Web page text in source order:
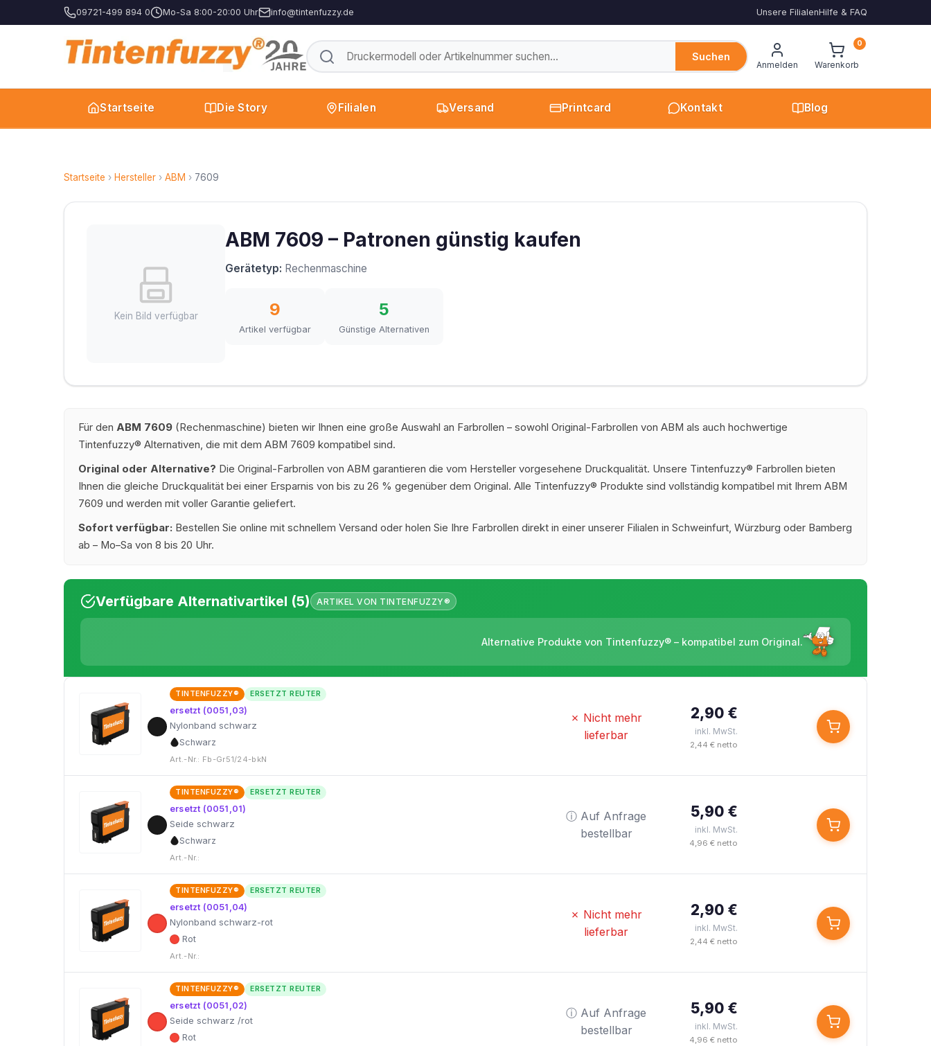
09721-499 894 0 Mo-Sa 8:00-20:00 Uhr info@tintenfuzzy.de Unsere FilialenHilfe & FAQ
Suchen
Anmelden Warenkorb
0
Startseite Die Story Filialen Versand Printcard Kontakt Blog
Startseite › Hersteller › ABM › 7609
Kein Bild verfügbar
ABM 7609 – Patronen günstig kaufen
Gerätetyp: Rechenmaschine
9
Artikel verfügbar
5
Günstige Alternativen
Für den ABM 7609 (Rechenmaschine) bieten wir Ihnen eine große Auswahl an Farbrollen – sowohl Original-Farbrollen von ABM als auch hochwertige
Tintenfuzzy® Alternativen, die mit dem ABM 7609 kompatibel sind.
Original oder Alternative? Die Original-Farbrollen von ABM garantieren die vom Hersteller vorgesehene Druckqualität. Unsere Tintenfuzzy® Farbrollen bieten
Ihnen die gleiche Druckqualität bei einer Ersparnis von bis zu 26 % gegenüber dem Original. Alle Tintenfuzzy® Produkte sind vollständig kompatibel mit Ihrem ABM
7609 und werden mit voller Garantie geliefert.
Sofort verfügbar: Bestellen Sie online mit schnellem Versand oder holen Sie Ihre Farbrollen direkt in einer unserer Filialen in Schweinfurt, Würzburg oder Bamberg
ab – Mo–Sa von 8 bis 20 Uhr.
Verfügbare Alternativartikel (5) ARTIKEL VON TINTENFUZZY®
Alternative Produkte von Tintenfuzzy® – kompatibel zum Original.
TINTENFUZZY® ERSETZT REUTER
ersetzt (0051,03)
Nylonband schwarz
Schwarz
Art.-Nr.: Fb-Gr51/24-bkN
✗ Nicht mehr
lieferbar
2,90 €
inkl. MwSt.
2,44 € netto
TINTENFUZZY® ERSETZT REUTER
ersetzt (0051,01)
Seide schwarz
Schwarz
Art.-Nr.:
ⓘ Auf Anfrage
bestellbar
5,90 €
inkl. MwSt.
4,96 € netto
TINTENFUZZY® ERSETZT REUTER
ersetzt (0051,04)
Nylonband schwarz-rot
Rot
Art.-Nr.:
✗ Nicht mehr
lieferbar
2,90 €
inkl. MwSt.
2,44 € netto
TINTENFUZZY® ERSETZT REUTER
ersetzt (0051,02)
Seide schwarz /rot
Rot
ⓘ Auf Anfrage
bestellbar
5,90 €
inkl. MwSt.
4,96 € netto